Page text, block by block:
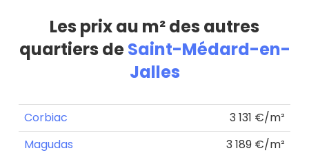
Les prix au m² des autres
quartiers deSaint-Médard-en-
Jalles
Corbiac
3 131 €/m²
Magudas
3 189 €/m²